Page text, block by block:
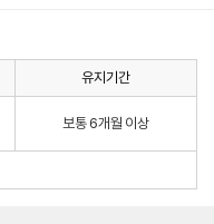
유지기간
보통 6개월 이상